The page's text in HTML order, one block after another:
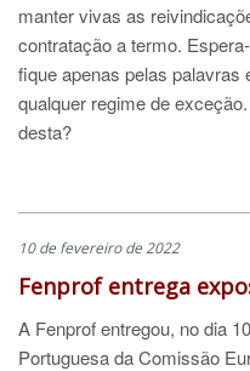
manter vivas as
contratação a termo.
fique apenas pelas palavras
qualquer regime de
desta?
10 de fevereiro de 2022
Fenprof entrega
A Fenprof entregou, no dia
Portuguesa da Comissão